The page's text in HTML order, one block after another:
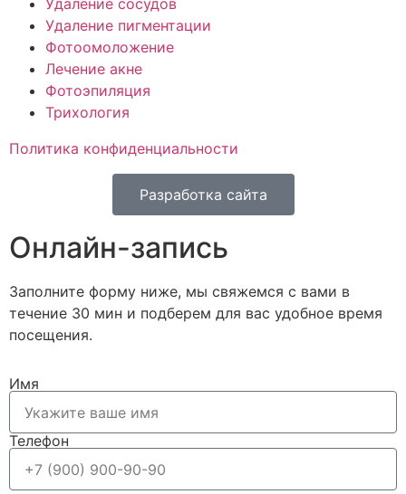
Удаление пигментации
Фотоомоложение
Лечение акне
Фотоэпиляция
Трихология
Политика конфиденциальности
Разработка сайта
Онлайн-запись
Заполните форму ниже, мы свяжемся с вами в
течение 30 мин и подберем для вас удобное время
посещения.
Имя
Телефон